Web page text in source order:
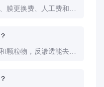
膜更换费、人工费和维
颗粒物，反渗透能去除